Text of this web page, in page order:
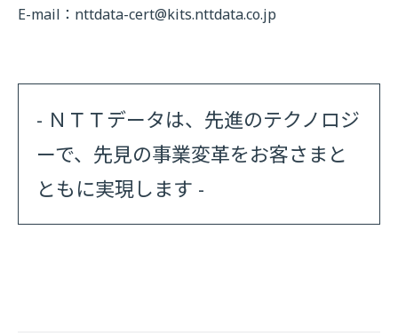
E-mail： nttdata-cert@kits.nttdata.co.jp
- ＮＴＴデータは、先進のテクノロジ
ーで、先見の事業変革をお客さまと
ともに実現します -